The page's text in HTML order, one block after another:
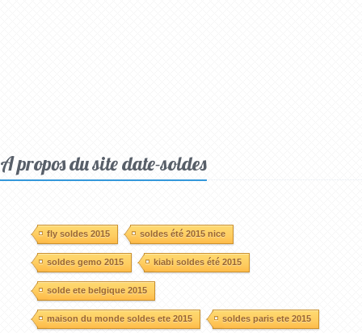
A propos du site date-soldes
fly soldes 2015 soldes été 2015 nice
soldes gemo 2015 kiabi soldes été 2015
solde ete belgique 2015
maison du monde soldes ete 2015 soldes paris ete 2015